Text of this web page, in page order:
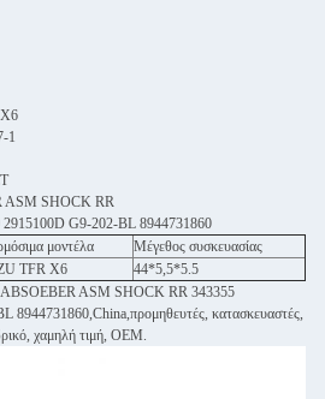
1
ASM SHOCK RR
G9-202-BL 8944731860
μοντέλα
Μέγεθος συσκευασίας
TFR X6
44*5,5*5.5
ABSOEBER ASM SHOCK RR 343355
8944731860,China,προμηθευτές, κατασκευαστές,
χαμηλή τιμή, OEM.